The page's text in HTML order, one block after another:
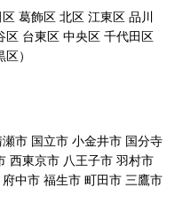
葛飾区 北区 江東区 品川
区 台東区 中央区 千代田区
）
市 国立市 小金井市 国分寺
西東京市 八王子市 羽村市
中市 福生市 町田市 三鷹市